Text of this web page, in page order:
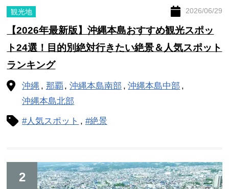
観光地 2026/06/29
【2026年最新版】沖縄本島おすすめ観光スポッ
ト24選！目的別絶対行きたい絶景＆人気スポット
ランキング
沖縄 那覇 沖縄本島南部
沖縄本島中部
沖縄本島北部
#人気スポット #絶景
2